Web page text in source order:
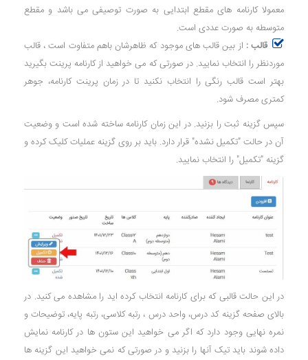
معمولا کارنامه های مقطع ابتدایی به صورت توصیفی می باشد و مقطع
متوسطه به صورت عددی است.
قالب : از بین قالب های موجود که ظاهرشان باهم متفاوت است ، قالب
موردنظر را انتخاب نمایید. در صورتی که می خواهید از کارنامه پرینت بگیرید
بهتر است قالب رنگی را انتخاب نکنید تا در زمان پرینت کارنامه، جوهر
کمتری مصرف شود.
سپس گزینه ثبت را بزنید. در این زمان کارنامه ساخته شده است و وضعیت
آن در حالت "تکمیل نشده" قرار دارد. باید بر روی گزینه عملیات کلیک کرده و
گزینه "تکمیل" را انتخاب نمایید.
در این حالت قالبی که برای کارنامه انتخاب کرده اید را مشاهده می کنید. در
بالای صفحه گزینه کد درس، واحد درس ، رتبه کلاسی، رتبه پایه، توضیحات و
نمره نهایی وجود دارد که اگر می خواهید این ستون ها در کارنامه نمایش
داده شوند باید تیک آنها را بزنید و در صورتی که نمی خواهید این گزینه ها